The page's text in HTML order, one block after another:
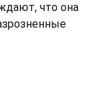
что она